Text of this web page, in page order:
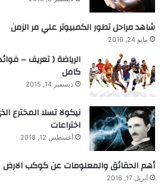
شاهد مراحل تطور الكمبيوتر علي مر الزمن
مايو 24, 2016
الرياضة ( تعريف –
كامل
ديسمبر 14, 2015
اختراعات
أغسطس 12, 2018
أهم الحقائق والمعلومات عن كوكب الارض
أبريل 17, 2016